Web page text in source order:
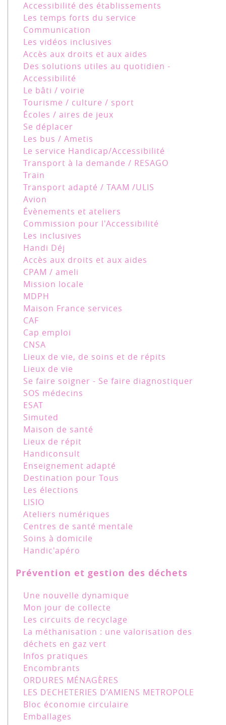
Accessibilité des établissements
Les temps forts du service
Communication
Les vidéos inclusives
Accès aux droits et aux aides
Des solutions utiles au quotidien -
Accessibilité
Le bâti / voirie
Tourisme / culture / sport
Écoles / aires de jeux
Se déplacer
Les bus / Ametis
Le service Handicap/Accessibilité
Transport à la demande / RESAGO
Train
Transport adapté / TAAM /ULIS
Avion
Évènements et ateliers
Commission pour l'Accessibilité
Les inclusives
Handi Déj
Accès aux droits et aux aides
CPAM / ameli
Mission locale
MDPH
Maison France services
CAF
Cap emploi
CNSA
Lieux de vie, de soins et de répits
Lieux de vie
Se faire soigner - Se faire diagnostiquer
SOS médecins
ESAT
Simuted
Maison de santé
Lieux de répit
Handiconsult
Enseignement adapté
Destination pour Tous
Les élections
LISIO
Ateliers numériques
Centres de santé mentale
Soins à domicile
Handic'apéro
Prévention et gestion des déchets
Une nouvelle dynamique
Mon jour de collecte
Les circuits de recyclage
La méthanisation : une valorisation des
déchets en gaz vert
Infos pratiques
Encombrants
ORDURES MÉNAGÈRES
LES DECHETERIES D’AMIENS METROPOLE
Bloc économie circulaire
Emballages